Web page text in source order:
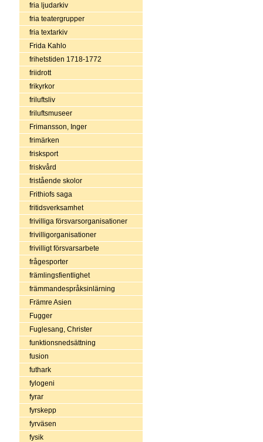
fria ljudarkiv
fria teatergrupper
fria textarkiv
Frida Kahlo
frihetstiden 1718-1772
friidrott
frikyrkor
friluftsliv
friluftsmuseer
Frimansson, Inger
frimärken
frisksport
friskvård
fristående skolor
Frithiofs saga
fritidsverksamhet
frivilliga försvarsorganisationer
frivilligorganisationer
frivilligt försvarsarbete
frågesporter
främlingsfientlighet
främmandespråksinlärning
Främre Asien
Fugger
Fuglesang, Christer
funktionsnedsättning
fusion
futhark
fylogeni
fyrar
fyrskepp
fyrväsen
fysik